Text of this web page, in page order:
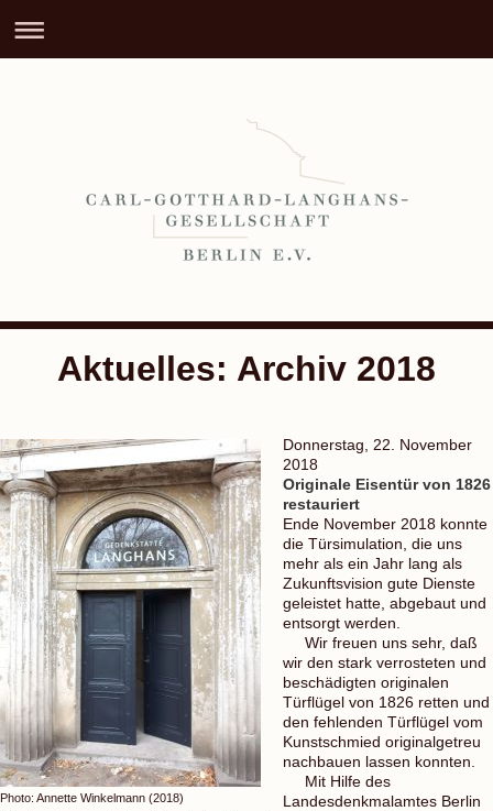
Aktuelles: Archiv 2018
Photo: Annette Winkelmann (2018)
Donnerstag, 22. November
2018
Originale Eisentür von 1826
restauriert
Ende November 2018 konnte
die Türsimulation, die uns
mehr als ein Jahr lang als
Zukunftsvision gute Dienste
geleistet hatte, abgebaut und
entsorgt werden.
Wir freuen uns sehr, daß
wir den stark verrosteten und
beschädigten originalen
Türflügel von 1826 retten und
den fehlenden Türflügel vom
Kunstschmied originalgetreu
nachbauen lassen konnten.
Mit Hilfe des
Landesdenkmalamtes Berlin